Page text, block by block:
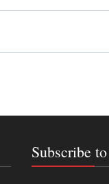
Subscribe